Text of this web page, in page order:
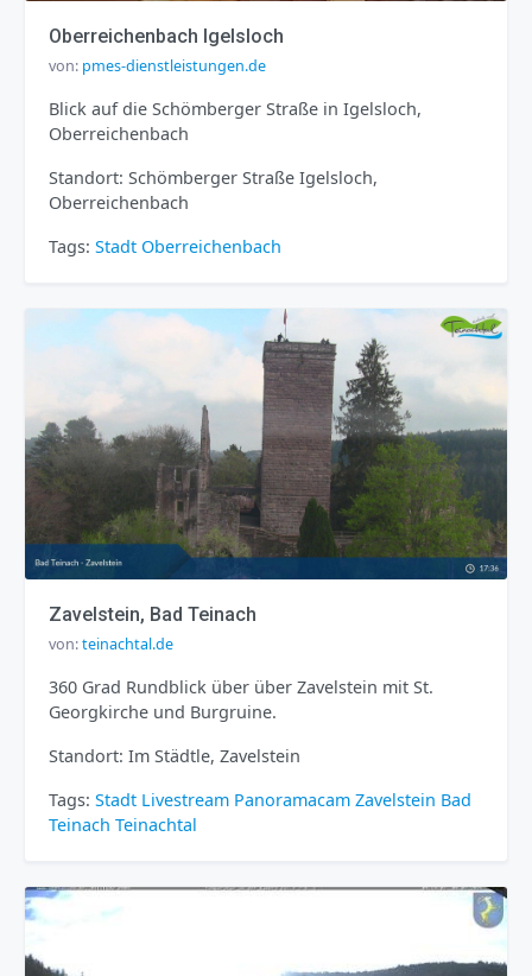
Oberreichenbach Igelsloch
von: pmes-dienstleistungen.de
Blick auf die Schömberger Straße in Igelsloch,
Oberreichenbach
Standort: Schömberger Straße Igelsloch,
Oberreichenbach
Tags: Stadt Oberreichenbach
Zavelstein, Bad Teinach
von:teinachtal.de
360 Grad Rundblick über über Zavelstein mit St.
Georgkirche und Burgruine.
Standort: Im Städtle, Zavelstein
Tags: Stadt Livestream Panoramacam Zavelstein Bad
Teinach Teinachtal